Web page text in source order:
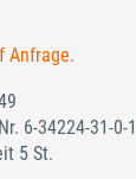
Anfrage.
6-34224-31-0-1
5 St.